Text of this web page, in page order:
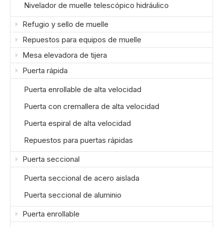
Nivelador de muelle telescópico hidráulico
Refugio y sello de muelle
Repuestos para equipos de muelle
Mesa elevadora de tijera
Puerta rápida
Puerta enrollable de alta velocidad
Puerta con cremallera de alta velocidad
Puerta espiral de alta velocidad
Repuestos para puertas rápidas
Puerta seccional
Puerta seccional de acero aislada
Puerta seccional de aluminio
Puerta enrollable